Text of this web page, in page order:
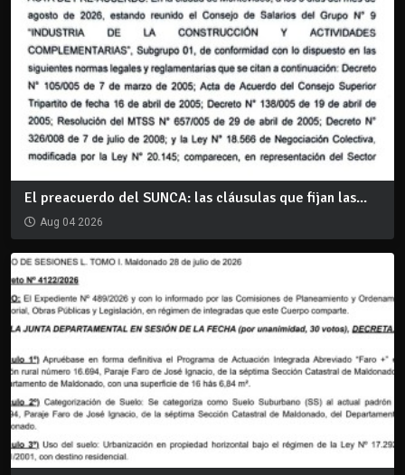
El preacuerdo del SUNCA: las cláusulas que fijan las...
Aug 04 2026